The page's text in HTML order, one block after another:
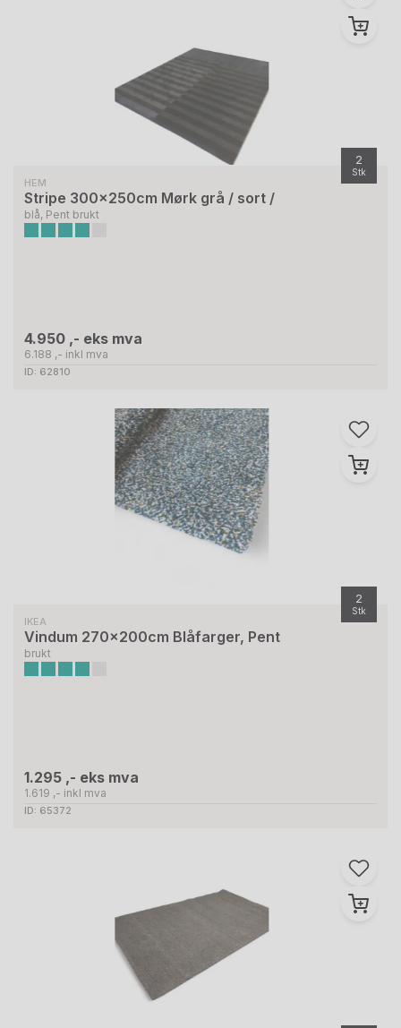
2
Stk
HEM
Stripe 300x250cm Mørk grå / sort /
blå, Pent brukt
4.950 ,- eks mva
6.188 ,- inkl mva
ID: 62810
2
Stk
IKEA
Vindum 270x200cm Blåfarger, Pent
brukt
1.295 ,- eks mva
1.619 ,- inkl mva
ID: 65372